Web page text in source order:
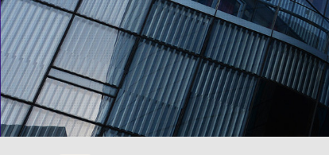
企业文化